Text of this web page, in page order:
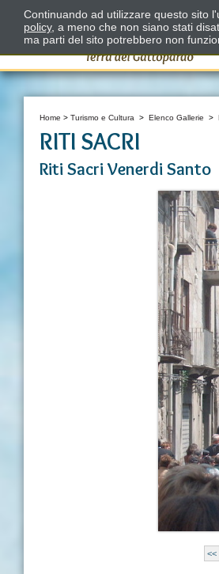
Home > Turismo e Cultura > Elenco Gallerie >
RITI SACRI
Riti Sacri Venerdi Santo
<<
Continuando ad utilizzare questo sito
policy, a meno che non siano stati
ma parti del sito potrebbero non